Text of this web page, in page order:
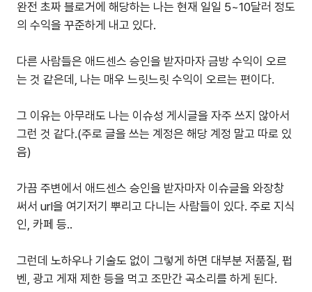
완전 초짜 블로거에 해당하는 나는 현재 일일 5~10달러 정도
의 수익을 꾸준하게 내고 있다.
다른 사람들은 애드센스 승인을 받자마자 금방 수익이 오르
는 것 같은데, 나는 매우 느릿느릿 수익이 오르는 편이다.
그 이유는 아무래도 나는 이슈성 게시글을 자주 쓰지 않아서
그런 것 같다.(주로 글을 쓰는 계정은 해당 계정 말고 따로 있
음)
가끔 주변에서 애드센스 승인을 받자마자 이슈글을 와장창
써서 url을 여기저기 뿌리고 다니는 사람들이 있다. 주로 지식
인, 카페 등..
그런데 노하우나 기술도 없이 그렇게 하면 대부분 저품질, 펍
벤, 광고 게재 제한 등을 먹고 조만간 곡소리를 하게 된다.